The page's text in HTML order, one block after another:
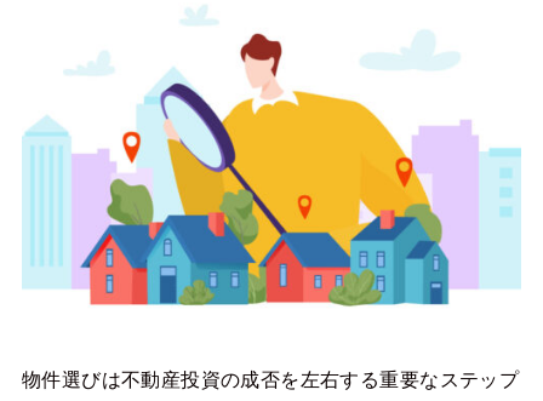
物件選びは不動産投資の成否を左右する重要なステップ